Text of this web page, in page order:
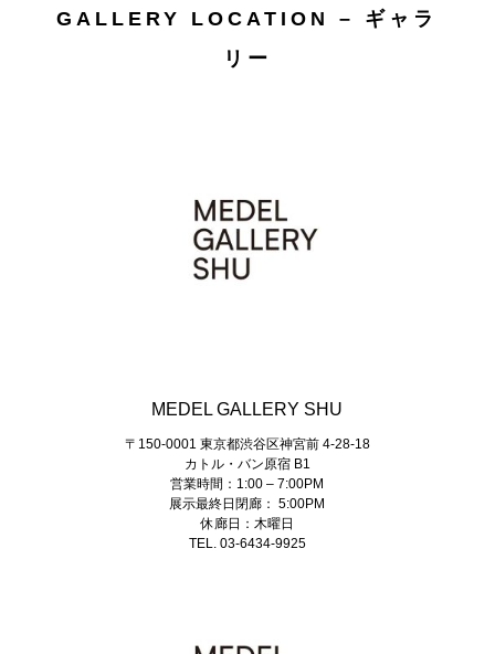
GALLERY LOCATION – ギャラ
リー
MEDEL GALLERY SHU
〒150-0001 東京都渋谷区神宮前 4-28-18
カトル・バン原宿 B1
営業時間：1:00 – 7:00PM
展示最終日閉廊： 5:00PM
休廊日：木曜日
TEL. 03-6434-9925